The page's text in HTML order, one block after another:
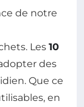
de notre
Les 10
des
Que ce
en